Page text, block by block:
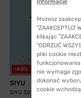
-40% WYSYŁKA 24H
SIYU
SIYU 35117 C9
Możesz
"ZAAKCEPTUJ
klikając
"ODRZUĆ
pliki cookie
nie wymaga
dokonać
cookie